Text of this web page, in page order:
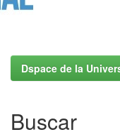
Dspace de la
Buscar